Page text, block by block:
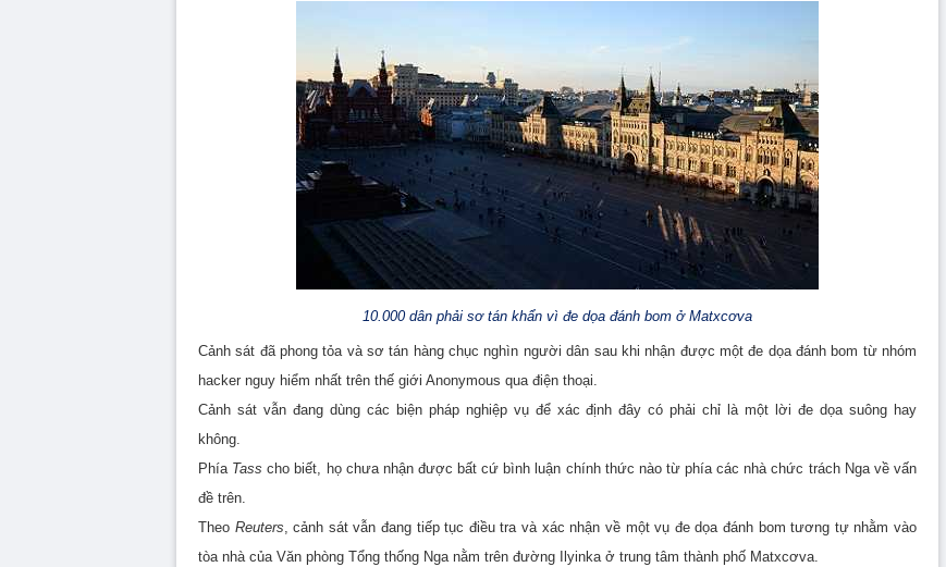
10.000 dân phải sơ tán khẩn vì đe dọa đánh bom ở Matxcơva
Cảnh sát đã phong tỏa và sơ tán hàng chục nghìn người dân sau khi nhận được một đe dọa đánh bom từ nhóm
hacker nguy hiểm nhất trên thế giới Anonymous qua điện thoại.
Cảnh sát vẫn đang dùng các biện pháp nghiệp vụ để xác định đây có phải chỉ là một lời đe dọa suông hay
không.
Phía Tass cho biết, họ chưa nhận được bất cứ bình luận chính thức nào từ phía các nhà chức trách Nga về vấn
đề trên.
Theo Reuters, cảnh sát vẫn đang tiếp tục điều tra và xác nhận về một vụ đe dọa đánh bom tương tự nhằm vào
tòa nhà của Văn phòng Tổng thống Nga nằm trên đường Ilyinka ở trung tâm thành phố Matxcơva.